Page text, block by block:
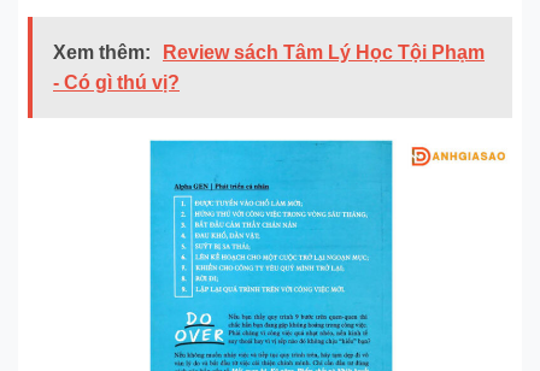
Xem thêm:
Review sách Tâm Lý Học Tội Phạm
- Có gì thú vị?